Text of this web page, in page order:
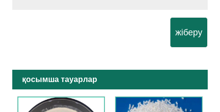
жіберу
қосымша тауарлар